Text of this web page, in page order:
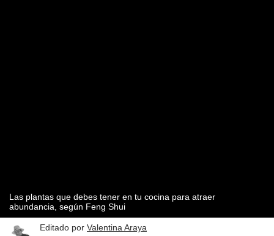
Las plantas que debes tener en tu cocina para atraer
abundancia, según Feng Shui
Editado por Valentina Araya